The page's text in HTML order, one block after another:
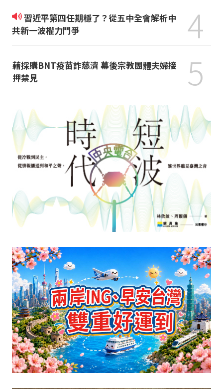
習近平第四任期穩了？從五中全會解析中
共新一波權力鬥爭
4
藉採購BNT疫苗詐慈濟 幕後宗教團體夫婦接
押禁見
5